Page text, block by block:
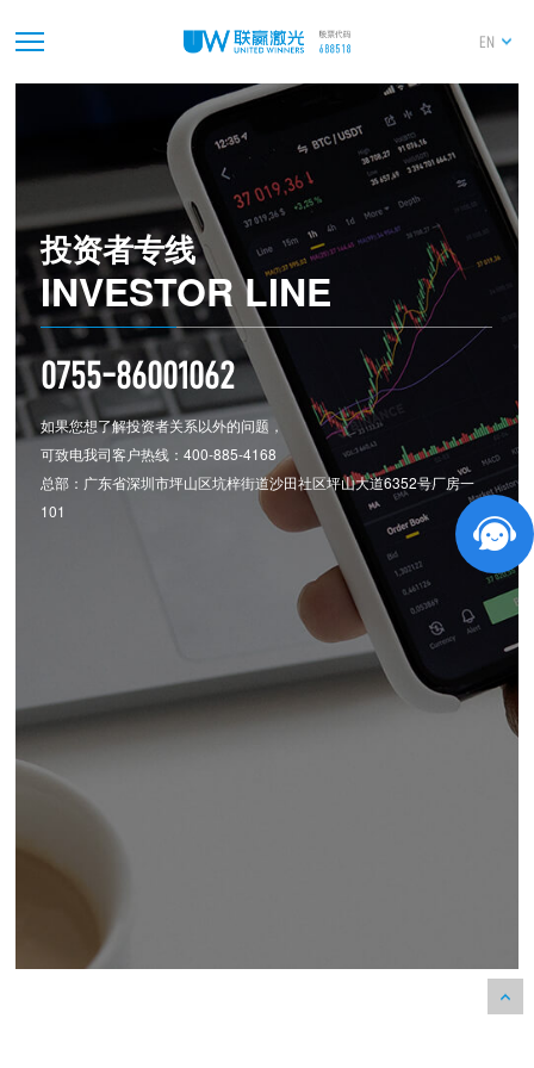
EN
独立性自查情况的专项报告
2026-04-25
独立董事关于公司对外担保情况的专项说明和独
2025年度独立董事述职报告（裴斐）
2026-04-25
深圳市联赢激光股份有限公司2025年度审计报告
投资者专线
INVESTOR LINE
0755-86001062
如果您想了解投资者关系以外的问题，
可致电我司客户热线：400-885-4168
总部：广东省深圳市坪山区坑梓街道沙田社区坪山大道6352号厂房一
101